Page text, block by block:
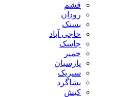
قشم
رودان
بستک
حاجی آباد
جاسک
خمیر
پارسیان
سیریک
بشاگرد
کیش